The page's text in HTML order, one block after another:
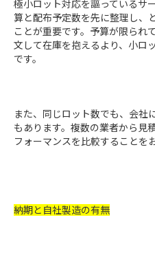
極小ロット対応を謳っているサ
算と配布予定数を先に整理し、
ことが重要です。予算が限られ
文して在庫を抱えるより、小ロ
です。
また、同じロット数でも、会社
もあります。複数の業者から見
フォーマンスを比較することを
納期と自社製造の有無